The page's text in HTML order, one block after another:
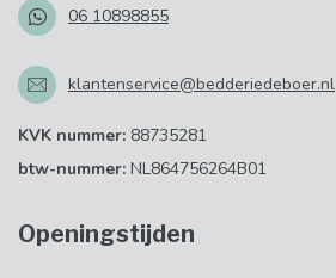
06 10898855
klantenservice@bedderiedeboer.nl
KVK nummer: 88735281
btw-nummer: NL864756264B01
Openingstijden